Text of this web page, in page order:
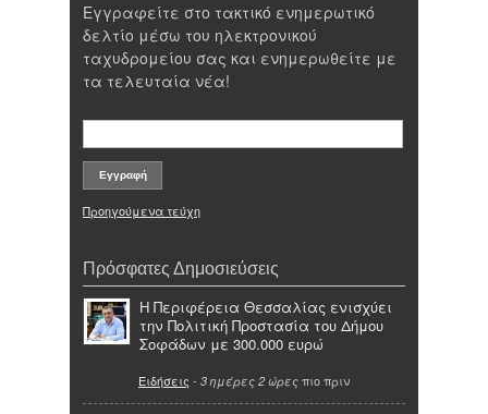
Εγγραφείτε στο τακτικό ενημερωτικό
δελτίο μέσω του ηλεκτρονικού
ταχυδρομείου σας και ενημερωθείτε με
τα τελευταία νέα!
Προηγούμενα τεύχη
Πρόσφατες Δημοσιεύσεις
Η Περιφέρεια Θεσσαλίας ενισχύει
την Πολιτική Προστασία του Δήμου
Σοφάδων με 300.000 ευρώ
Ειδήσεις - 3 ημέρες 2 ώρες πιο πριν